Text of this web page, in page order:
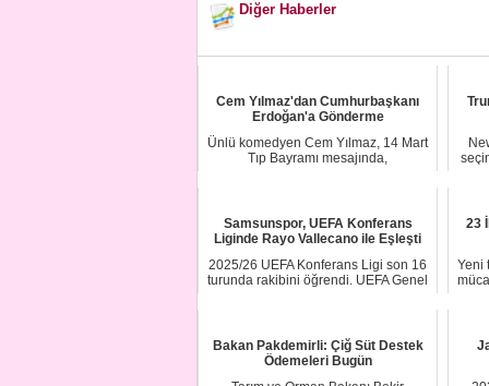
Diğer Haberler
Cem Yılmaz'dan Cumhurbaşkanı
Erdoğan'a Gönderme
Ünlü komedyen Cem Yılmaz, 14 Mart
Tıp Bayramı mesajında,
Samsunspor, UEFA Konferans
Liginde Rayo Vallecano ile Eşleşti
2025/26 UEFA Konferans Ligi son 16
turunda rakibini öğrendi. UEFA Genel
23
Yeni
Bakan Pakdemirli: Çiğ Süt Destek
Ödemeleri Bugün